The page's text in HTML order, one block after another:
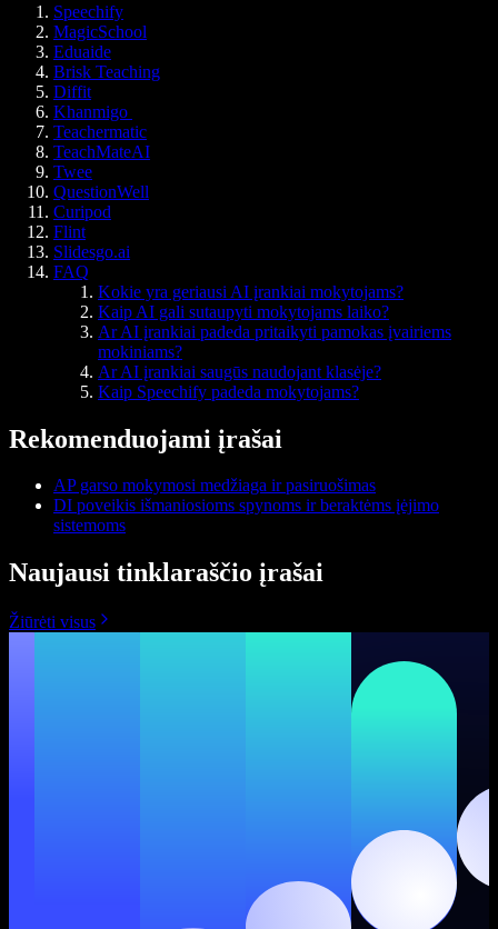
Speechify
MagicSchool
Eduaide
Brisk Teaching
Diffit
Khanmigo
Teachermatic
TeachMateAI
Twee
QuestionWell
Curipod
Flint
Slidesgo.ai
FAQ
Kokie yra geriausi AI įrankiai mokytojams?
Kaip AI gali sutaupyti mokytojams laiko?
Ar AI įrankiai padeda pritaikyti pamokas įvairiems
mokiniams?
Ar AI įrankiai saugūs naudojant klasėje?
Kaip Speechify padeda mokytojams?
Rekomenduojami įrašai
AP garso mokymosi medžiaga ir pasiruošimas
DI poveikis išmaniosioms spynoms ir beraktėms įėjimo
sistemoms
Naujausi tinklaraščio įrašai
Žiūrėti visus